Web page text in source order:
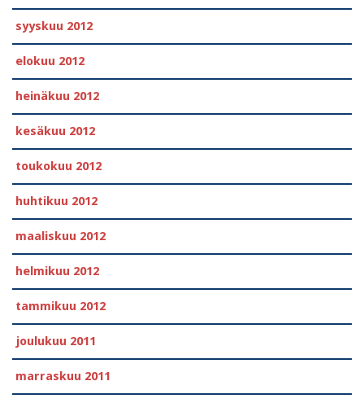
syyskuu 2012
elokuu 2012
heinäkuu 2012
kesäkuu 2012
toukokuu 2012
huhtikuu 2012
maaliskuu 2012
helmikuu 2012
tammikuu 2012
joulukuu 2011
marraskuu 2011